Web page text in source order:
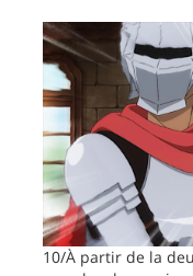
10/À partir de la